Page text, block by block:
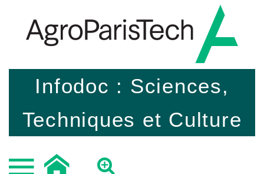
Infodoc : Sciences,
Techniques et Culture